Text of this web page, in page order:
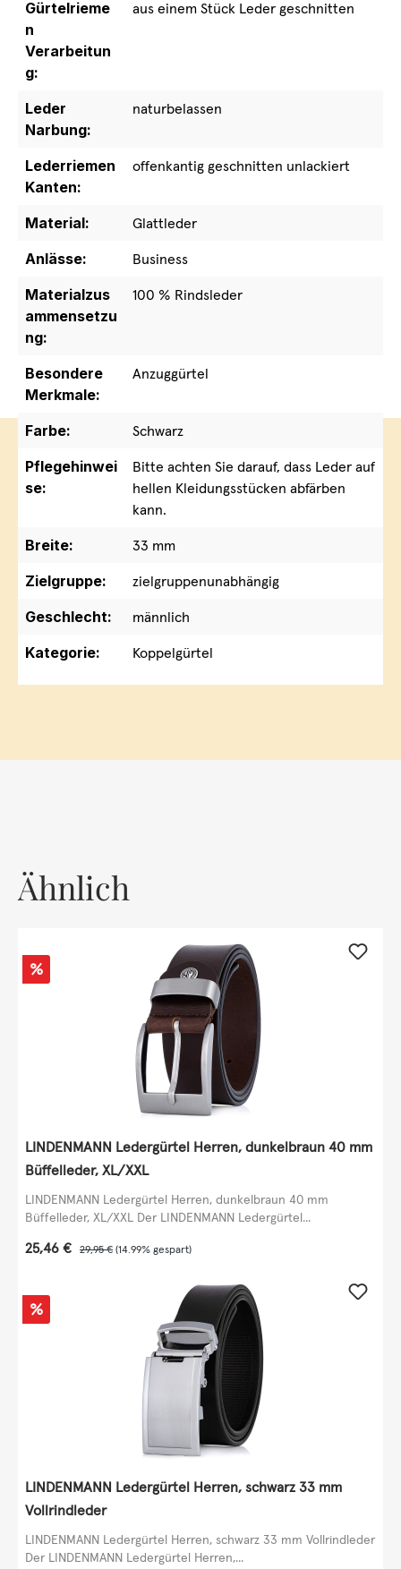
Gürtelrieme
n
Verarbeitun
g:
aus einem Stück Leder geschnitten
Leder
Narbung:
naturbelassen
Lederriemen
Kanten:
offenkantig geschnitten unlackiert
Material:
Glattleder
Anlässe:
Business
Materialzus
ammensetzu
ng:
100 % Rindsleder
Besondere
Merkmale:
Anzuggürtel
Farbe:
Schwarz
Pflegehinwei
se:
Bitte achten Sie darauf, dass Leder auf
hellen Kleidungsstücken abfärben
kann.
Breite:
33 mm
Zielgruppe:
zielgruppenunabhängig
Geschlecht:
männlich
Kategorie:
Koppelgürtel
Ähnlich
Rabatt
%
LINDENMANN Ledergürtel Herren, dunkelbraun 40 mm
Büffelleder, XL/XXL
LINDENMANN Ledergürtel Herren, dunkelbraun 40 mm
Büffelleder, XL/XXL Der LINDENMANN Ledergürtel...
Verkaufspreis:
25,46 € Regulärer Preis:
29,95 € (14.99% gespart)
Rabatt
%
LINDENMANN Ledergürtel Herren, schwarz 33 mm
Vollrindleder
LINDENMANN Ledergürtel Herren, schwarz 33 mm Vollrindleder
Der LINDENMANN Ledergürtel Herren,...